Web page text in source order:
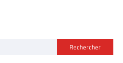
Rechercher